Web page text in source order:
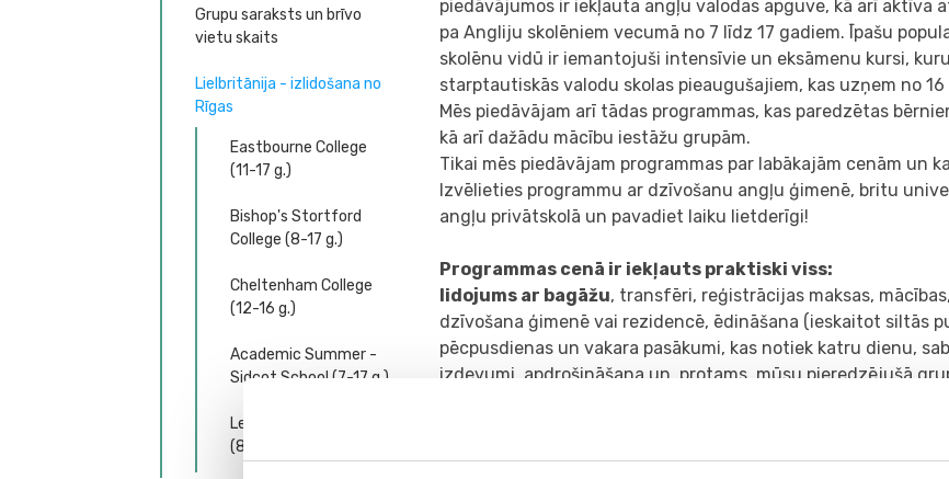
Grupu saraksts un brīvo
vietu skaits
Lielbritānija - izlidošana no
Rīgas
Eastbourne College
(11-17 g.)
Bishop's Stortford
College (8-17 g.)
Cheltenham College
(12-16 g.)
Academic Summer -
Sidcot School (7-17 g.)
Leighton Park School
(8-17 g.)
piedāvājumos ir iekļauta angļu valodas apguve, kā arī aktīva
pa Angliju skolēniem vecumā no 7 līdz 17 gadiem. Īpašu
skolēnu vidū ir iemantojuši intensīvie un eksāmenu kursi,
starptautiskās valodu skolas pieaugušajiem, kas uzņem no
Mēs piedāvājam arī tādas programmas, kas paredzētas
kā arī dažādu mācību iestāžu grupām.
Tikai mēs piedāvājam programmas par labākajām cenām un
Izvēlieties programmu ar dzīvošanu angļu ģimenē, britu
angļu privātskolā un pavadiet laiku lietderīgi!
Programmas cenā ir iekļauts praktiski viss:
lidojums ar bagāžu, transfēri, reģistrācijas maksas,
dzīvošana ģimenē vai rezidencē, ēdināšana (ieskaitot siltās
pēcpusdienas un vakara pasākumi, kas notiek katru dienu,
izdevumi, apdrošināšana un, protams, mūsu pieredzējušā